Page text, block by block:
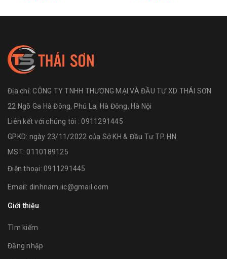
Địa chỉ:CÔNG TY TNHH THƯƠNG MẠI VÀ ĐẦU TƯ XD THÁI SƠN
22 Ngõ Ga Hà Đông, Phú La, Hà Đông, Hà Nội
Liên kết với chúng tôi : 0911291445
GPKD: ngày 23/11/2022 của Sở KH & Đầu Tư TP. HN
MST: 0110189125
Điện thoại: 0911291445
Email: dinhnam.iic@gmail.com
Giới thiệu
Tìm kiếm
Đăng nhập